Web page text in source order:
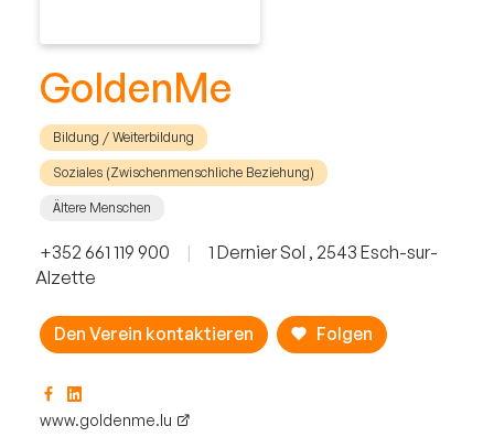
GoldenMe
Bildung / Weiterbildung
Soziales (Zwischenmenschliche Beziehung)
Ältere Menschen
+352 661 119 900 |
1 Dernier Sol , 2543 Esch-sur-
Alzette
Den Verein kontaktieren Folgen
www.goldenme.lu